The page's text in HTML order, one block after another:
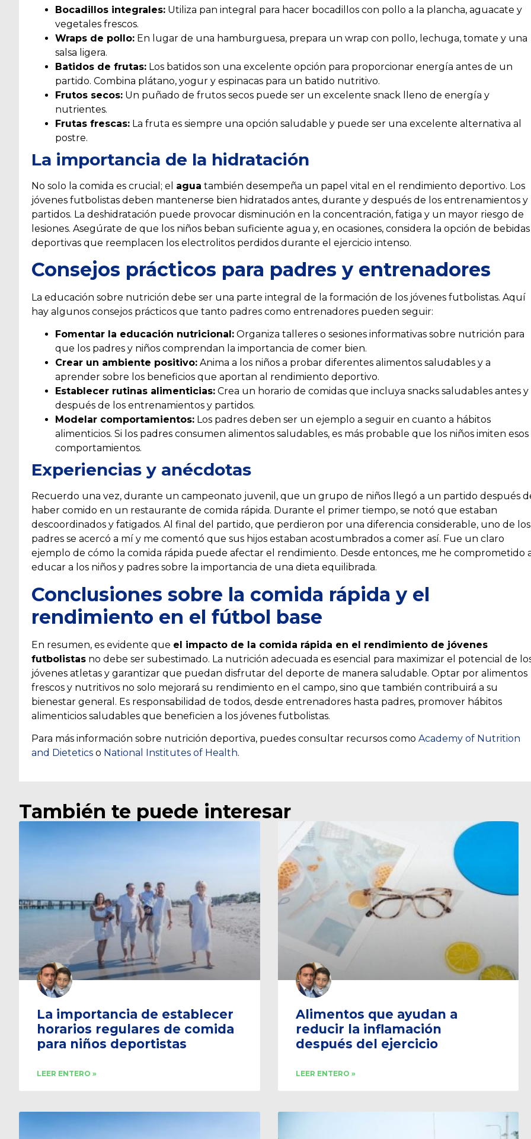
Bocadillos integrales: Utiliza pan integral para hacer bocadillos con pollo a la plancha, aguacate y
vegetales frescos.
Wraps de pollo: En lugar de una hamburguesa, prepara un wrap con pollo, lechuga, tomate y una
salsa ligera.
Batidos de frutas: Los batidos son una excelente opción para proporcionar energía antes de un
partido. Combina plátano, yogur y espinacas para un batido nutritivo.
Frutos secos: Un puñado de frutos secos puede ser un excelente snack lleno de energía y
nutrientes.
Frutas frescas: La fruta es siempre una opción saludable y puede ser una excelente alternativa al
postre.
La importancia de la hidratación
No solo la comida es crucial; el agua también desempeña un papel vital en el rendimiento deportivo. Los
jóvenes futbolistas deben mantenerse bien hidratados antes, durante y después de los entrenamientos y
partidos. La deshidratación puede provocar disminución en la concentración, fatiga y un mayor riesgo de
lesiones. Asegúrate de que los niños beban suficiente agua y, en ocasiones, considera la opción de bebidas
deportivas que reemplacen los electrolitos perdidos durante el ejercicio intenso.
Consejos prácticos para padres y entrenadores
La educación sobre nutrición debe ser una parte integral de la formación de los jóvenes futbolistas. Aquí
hay algunos consejos prácticos que tanto padres como entrenadores pueden seguir:
Fomentar la educación nutricional: Organiza talleres o sesiones informativas sobre nutrición para
que los padres y niños comprendan la importancia de comer bien.
Crear un ambiente positivo: Anima a los niños a probar diferentes alimentos saludables y a
aprender sobre los beneficios que aportan al rendimiento deportivo.
Establecer rutinas alimenticias: Crea un horario de comidas que incluya snacks saludables antes y
después de los entrenamientos y partidos.
Modelar comportamientos: Los padres deben ser un ejemplo a seguir en cuanto a hábitos
alimenticios. Si los padres consumen alimentos saludables, es más probable que los niños imiten esos
comportamientos.
Experiencias y anécdotas
Recuerdo una vez, durante un campeonato juvenil, que un grupo de niños llegó a un partido después
haber comido en un restaurante de comida rápida. Durante el primer tiempo, se notó que estaban
descoordinados y fatigados. Al final del partido, que perdieron por una diferencia considerable, uno de los
padres se acercó a mí y me comentó que sus hijos estaban acostumbrados a comer así. Fue un claro
ejemplo de cómo la comida rápida puede afectar el rendimiento. Desde entonces, me he comprometido
educar a los niños y padres sobre la importancia de una dieta equilibrada.
Conclusiones sobre la comida rápida y el
rendimiento en el fútbol base
En resumen, es evidente que el impacto de la comida rápida en el rendimiento de jóvenes
futbolistas no debe ser subestimado. La nutrición adecuada es esencial para maximizar el potencial de
jóvenes atletas y garantizar que puedan disfrutar del deporte de manera saludable. Optar por alimentos
frescos y nutritivos no solo mejorará su rendimiento en el campo, sino que también contribuirá a su
bienestar general. Es responsabilidad de todos, desde entrenadores hasta padres, promover hábitos
alimenticios saludables que beneficien a los jóvenes futbolistas.
Para más información sobre nutrición deportiva, puedes consultar recursos como Academy of Nutrition
and Dietetics o National Institutes of Health.
También te puede interesar
La importancia de establecer
horarios regulares de comida
para niños deportistas
LEER ENTERO »
Alimentos que ayudan a
reducir la inflamación
después del ejercicio
LEER ENTERO »